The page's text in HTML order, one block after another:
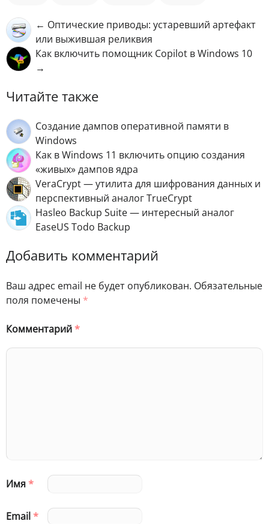
← Оптические приводы: устаревший артефакт
или выжившая реликвия
Как включить помощник Copilot в Windows 10
→
Читайте также
Создание дампов оперативной памяти в
Windows
Как в Windows 11 включить опцию создания
«живых» дампов ядра
VeraCrypt — утилита для шифрования данных и
перспективный аналог TrueCrypt
Hasleo Backup Suite — интересный аналог
EaseUS Todo Backup
Добавить комментарий
Ваш адрес email не будет опубликован. Обязательные
поля помечены *
Комментарий*
Имя*
Email*